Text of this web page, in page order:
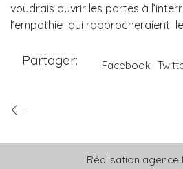
voudrais ouvrir les portes à
l’empathie qui rapprocheraient
Partager: Facebook
Réalisation agence